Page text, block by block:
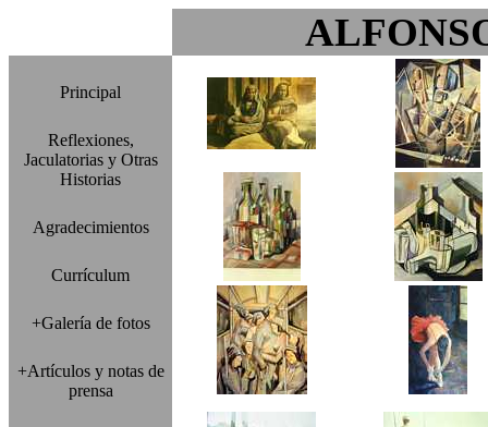
Principal
Reflexiones,
Jaculatorias y Otras
Historias
Agradecimientos
Currículum
+Galería de fotos
+Artículos y notas de
prensa